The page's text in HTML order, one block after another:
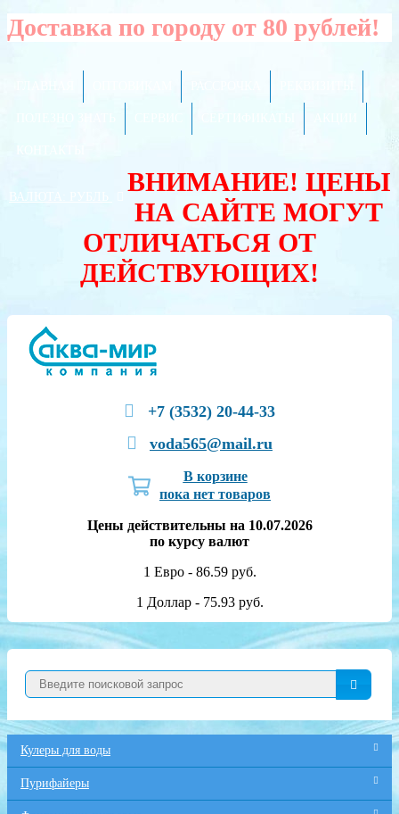
Доставка по городу от 80 рублей!
ВАЛЮТА:
ВНИМАНИЕ! ЦЕНЫ
НА САЙТЕ МОГУТ
ОТЛИЧАТЬСЯ ОТ
ДЕЙСТВУЮЩИХ!
+7 (3532) 20-44-33
voda565@mail.ru
В корзине
пока нет товаров
Цены действительны на 10.07.2026
по курсу валют
1 Евро - 86.59 руб.
1 Доллар - 75.93 руб.
Кулеры для воды
Пурифайеры